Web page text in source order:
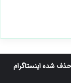
شده اینستاگرام